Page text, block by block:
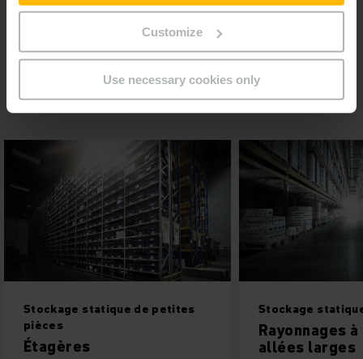
Customize
Use necessary cookies only
besoin d’agrandissement du centre de distribution », dit Ulz.
Fiche de référence Birner
PDF(363,1 KB)
Stockage statique de petites
pièces
Étagères
Stockage
Rayonnages
allées larges